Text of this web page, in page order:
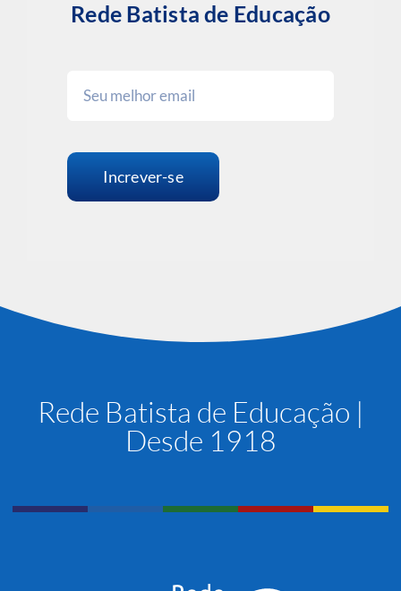
Rede Batista de Educação
Increver-se
Rede Batista de Educação |
Desde 1918